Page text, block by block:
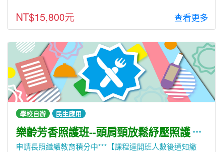
NT$15,800元 查看更多
學校自辦 民生應用
樂齡芳香照護班--頭肩頸放鬆紓壓照護 ***
申請長照繼續教育積分中***【課程達開班人數後通知繳